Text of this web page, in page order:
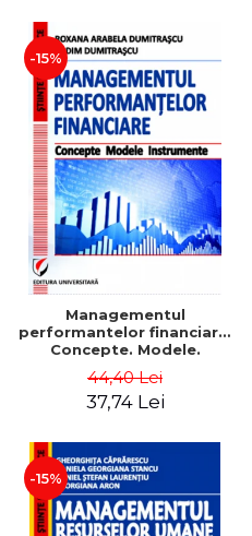
-15%
Managementul
performantelor financiare.
Concepte. Modele.
44,40 Lei
37,74 Lei
-15%